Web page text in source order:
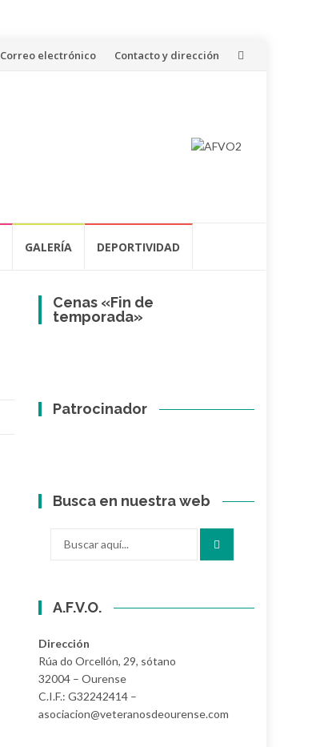
Correo electrónico Contacto y dirección
GALERÍA DEPORTIVIDAD
Cenas «Fin de
temporada»
Patrocinador
Busca en nuestra web
A.F.V.O.
Dirección
Rúa do Orcellón, 29, sótano
32004 – Ourense
C.I.F.: G32242414 –
asociacion@veteranosdeourense.com